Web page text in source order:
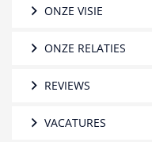
ONZE VISIE
ONZE RELATIES
REVIEWS
VACATURES